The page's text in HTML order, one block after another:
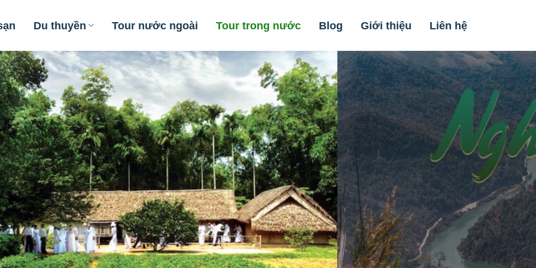
Du thuyền Tour nước ngoài Tour trong nước Blog Giới thiệu Liên hệ